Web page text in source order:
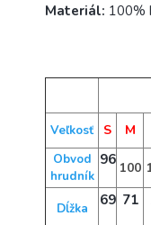
Materiál: 100%
Veľkosť S M
Obvod
hrudník
96 100
Dĺžka 69 71